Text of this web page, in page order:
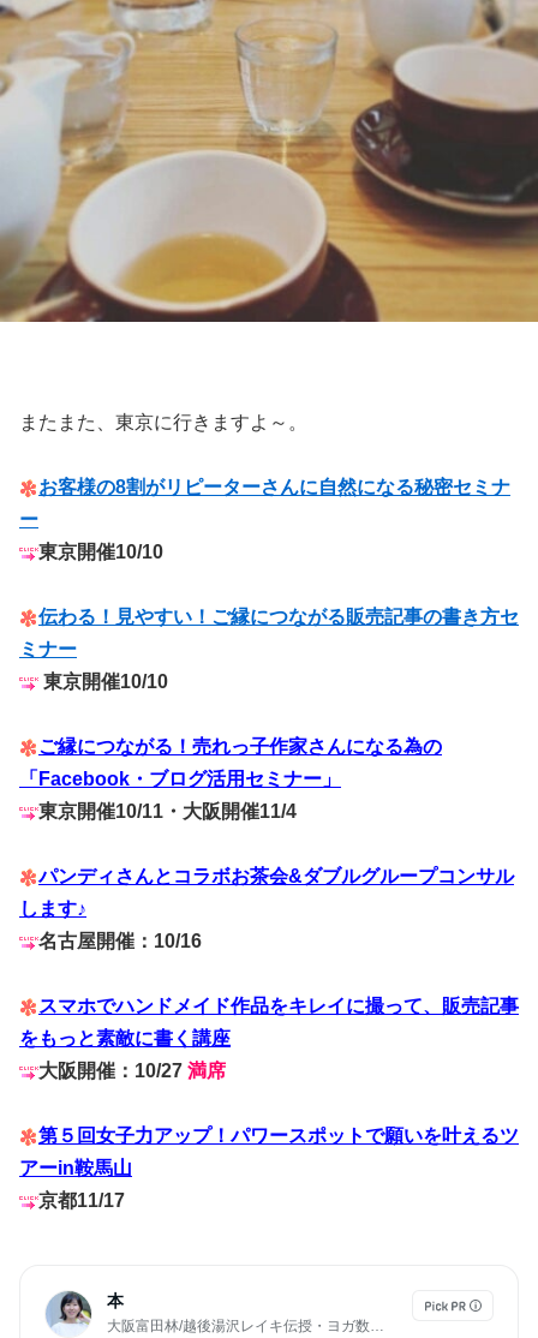
またまた、東京に行きますよ～。
お客様の8割がリピーターさんに自然になる秘密セミナ
ー
東京開催10/10
伝わる！見やすい！ご縁につながる販売記事の書き方セ
ミナー
東京開催10/10
ご縁につながる！売れっ子作家さんになる為の
「Facebook・ブログ活用セミナー」
東京開催10/11・大阪開催11/4
パンディさんとコラボお茶会&ダブルグループコンサル
します♪
名古屋開催：10/16
スマホでハンドメイド作品をキレイに撮って、販売記事
をもっと素敵に書く講座
大阪開催：10/27 満席
第５回女子力アップ！パワースポットで願いを叶えるツ
アーin鞍馬山
京都11/17
本
大阪富田林/越後湯沢レイキ伝授・ヨガ数秘学で50代女性の理想の人生を作る専門家『中尾亜由美』